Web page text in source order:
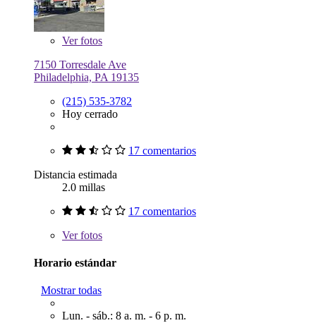
Verfotos
7150 Torresdale Ave
Philadelphia, PA 19135
(215) 535-3782
Hoy cerrado
17 comentarios
Distancia estimada
2.0 millas
17 comentarios
Verfotos
Horario estándar
Mostrar todas
Lun. - sáb.: 8 a. m. - 6 p. m.